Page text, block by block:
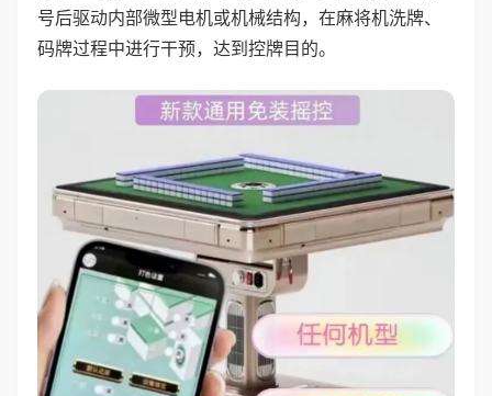
号后驱动内部微型电机或机械结构，在麻将机洗牌、
码牌过程中进行干预，达到控牌目的。